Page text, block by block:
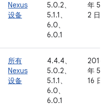
Nexus
设备
5.0.2、
5.1.1、
6.0、
6.0.1
年 5
2 日
所有
Nexus
设备
4.4.4、
5.0.2、
5.1.1、
6.0、
6.0.1
2016
年 5
16 日